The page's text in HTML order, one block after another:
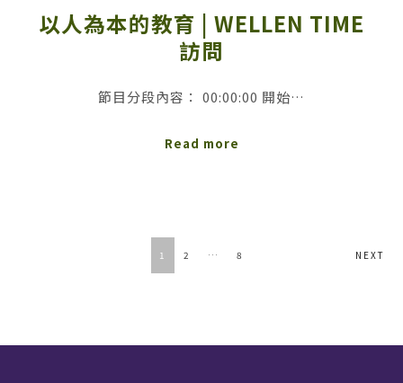
以人為本的教育 | WELLEN TIME
訪問
節目分段內容： 00:00:00 開始…
Read more
POSTS
NAVIGATION
1 2 … 8 NEXT